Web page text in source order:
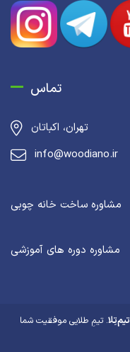
تماس
تهران، اکباتان
info@woodiano.ir
مشاوره ساخت خانه چوبی
مشاوره دوره های آموزشی
تیم‌تِلا